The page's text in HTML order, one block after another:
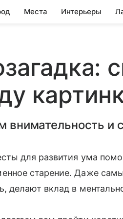
Места Интерьеры
внимательность и
для развития ума
старение. Даже
делают вклад в